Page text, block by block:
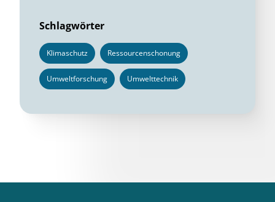
Schlagwörter
Klimaschutz Ressourcenschonung
Umweltforschung Umwelttechnik